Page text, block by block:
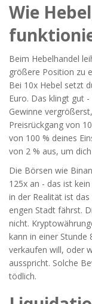
Wie
Beim Hebelhandel
größere Position zu
Bei 10x Hebel setzt
Euro. Das klingt gut
Gewinne
Preisrückgang von
von 100 % deines
von 2 % aus, um
Die Börsen wie
125x an - das ist
in der Realität ist
engen Stadt fährst.
nicht.
kann in einer
verkaufen will, oder
ausspricht. Solche
tödlich.